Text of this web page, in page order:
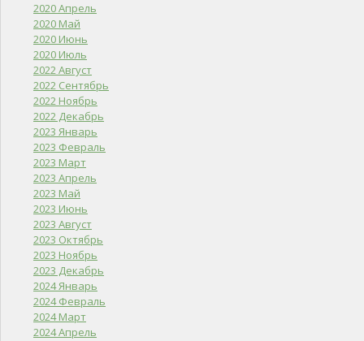
2020 Апрель
2020 Май
2020 Июнь
2020 Июль
2022 Август
2022 Сентябрь
2022 Ноябрь
2022 Декабрь
2023 Январь
2023 Февраль
2023 Март
2023 Апрель
2023 Май
2023 Июнь
2023 Август
2023 Октябрь
2023 Ноябрь
2023 Декабрь
2024 Январь
2024 Февраль
2024 Март
2024 Апрель